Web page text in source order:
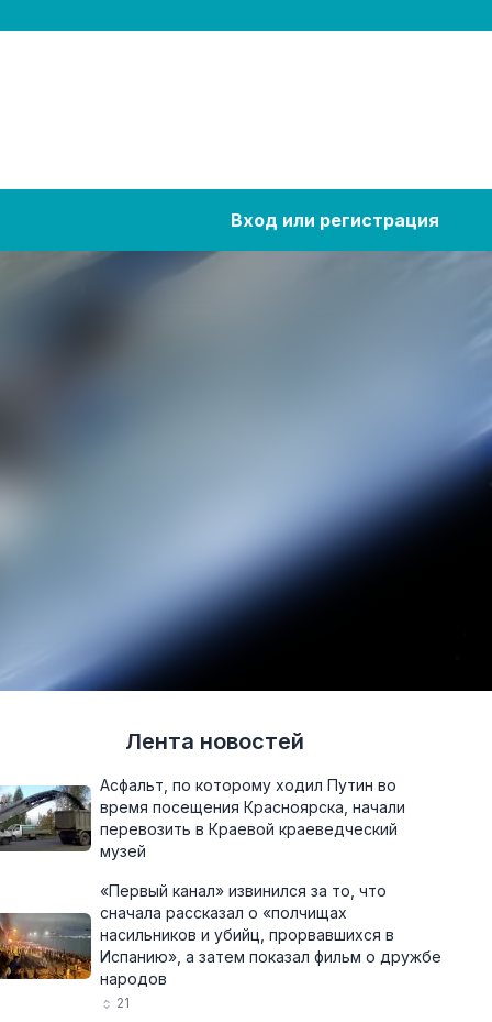
Вход или регистрация
Лента новостей
Асфальт, по которому ходил Путин во
время посещения Красноярска, начали
перевозить в Краевой краеведческий
музей
«Первый канал» извинился за то, что
сначала рассказал о «полчищах
насильников и убийц, прорвавшихся в
Испанию», а затем показал фильм о дружбе
народов
21